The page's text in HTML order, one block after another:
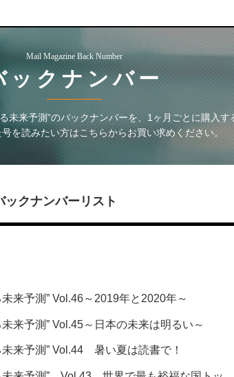
Mail Magazine Back Number
ックナンバー
未来予測”のバックナンバーを、1ヶ月ごとに購入す
を読みたい方はこちらからお買い求めください。
ックナンバーリスト
来予測” Vol.46～2019年と2020年～
来予測” Vol.45～日本の未来は明るい～
来予測” Vol.44 暑い夏は読書で！